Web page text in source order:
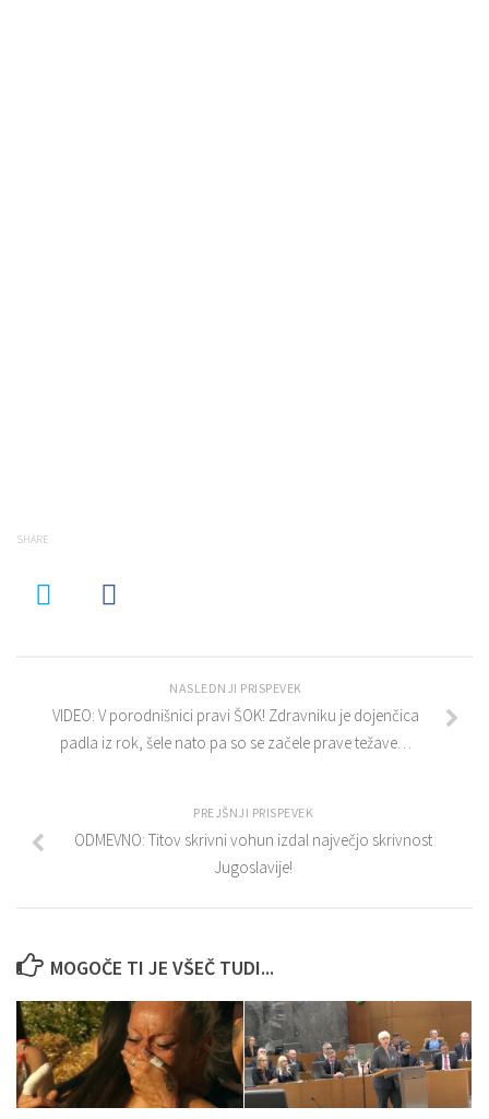
SHARE
NASLEDNJI PRISPEVEK
VIDEO: V porodnišnici pravi ŠOK! Zdravniku je dojenčica
padla iz rok, šele nato pa so se začele prave težave…
PREJŠNJI PRISPEVEK
ODMEVNO: Titov skrivni vohun izdal največjo skrivnost
Jugoslavije!
MOGOČE TI JE VŠEČ TUDI...